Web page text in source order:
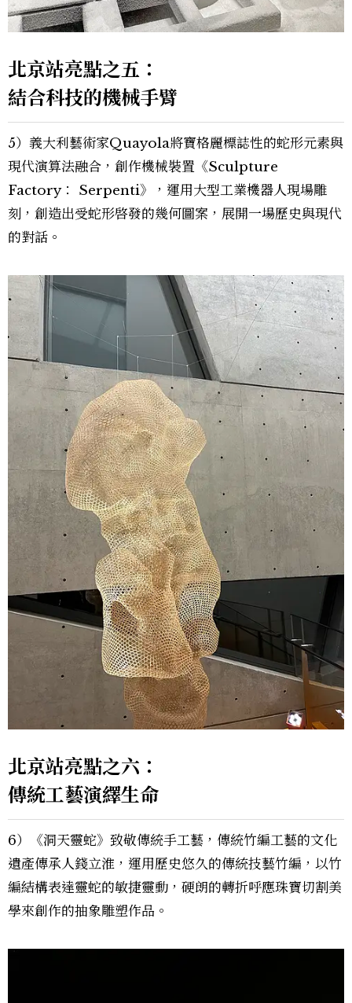
北京站亮點之五：
結合科技的機械手臂
5）義大利藝術家Quayola將寶格麗標誌性的蛇形元素與
現代演算法融合，創作機械裝置《Sculpture
Factory： Serpenti》，運用大型工業機器人現場雕
刻，創造出受蛇形啓發的幾何圖案，展開一場歷史與現代
的對話。
北京站亮點之六：
傳統工藝演繹生命
6）《洞天靈蛇》致敬傳統手工藝，傳統竹編工藝的文化
遺產傳承人錢立淮，運用歷史悠久的傳統技藝竹編，以竹
編結構表達靈蛇的敏捷靈動，硬朗的轉折呼應珠寶切割美
學來創作的抽象雕塑作品。